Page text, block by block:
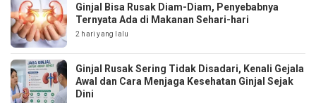
Ginjal Bisa Rusak Diam-Diam, Penyebabnya
Ternyata Ada di Makanan Sehari-hari
2 hari yang lalu
Ginjal Rusak Sering Tidak Disadari, Kenali Gejala
Awal dan Cara Menjaga Kesehatan Ginjal Sejak
Dini